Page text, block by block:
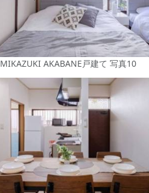
MIKAZUKI AKABANE戸建て 写真10